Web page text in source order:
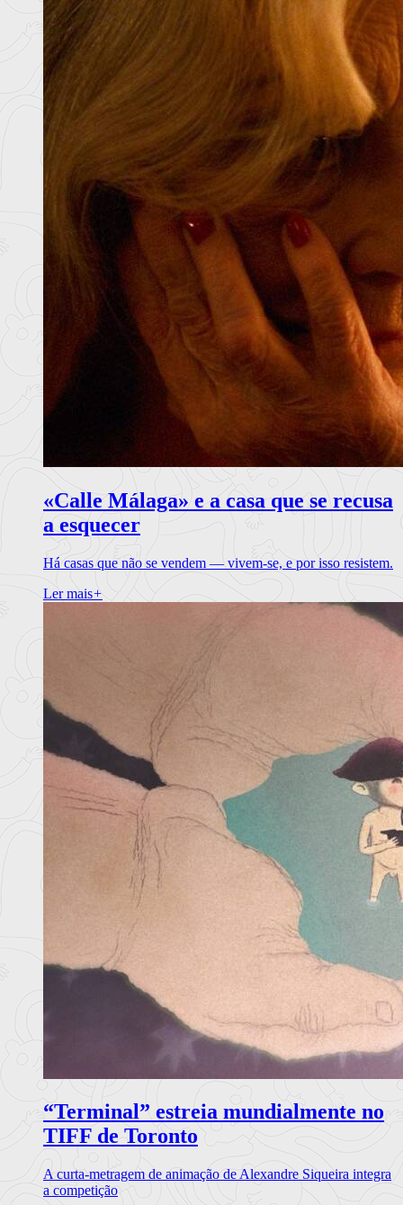
«Calle Málaga» e a casa que se recusa
a esquecer
Há casas que não se vendem — vivem-se, e por isso resistem.
Ler mais+
“Terminal” estreia mundialmente no
TIFF de Toronto
A curta-metragem de animação de Alexandre Siqueira integra
a competição